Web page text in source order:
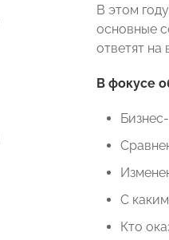
В этом
основные
ответят
В фокусе
С
Кто